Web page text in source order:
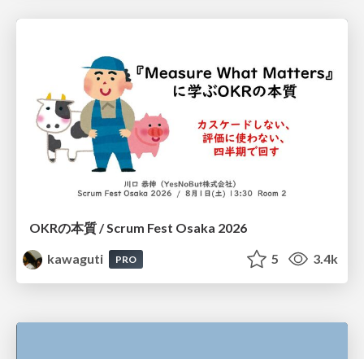
OKRの本質 / Scrum Fest Osaka 2026
kawaguti
PRO 5 3.4k